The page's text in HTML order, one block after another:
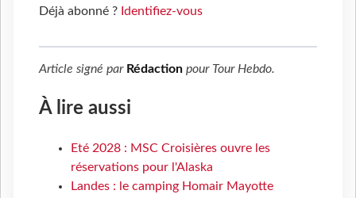
Déjà abonné ? Identifiez-vous
Article signé par Rédaction pour Tour Hebdo.
À lire aussi
Eté 2028 : MSC Croisières ouvre les
réservations pour l'Alaska
Landes : le camping Homair Mayotte